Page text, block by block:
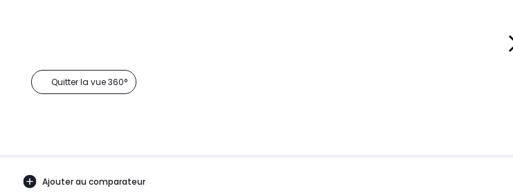
Quitter la vue 360°
Ajouter au comparateur